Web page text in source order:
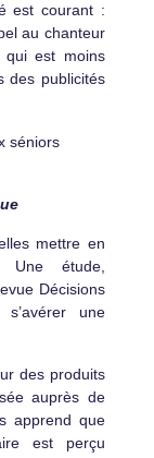
est courant :
au chanteur
qui est moins
des publicités
mettre en
Une étude,
Décisions
une
des produits
auprès de
apprend que
est perçu